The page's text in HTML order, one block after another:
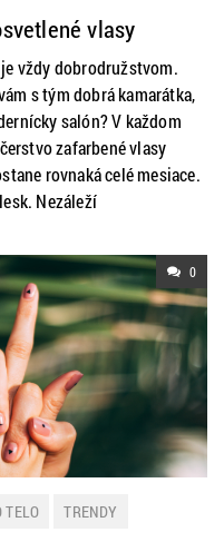
vlasy
vždy dobrodružstvom.
s tým dobrá kamarátka,
salón? V každom
zafarbené vlasy
rovnaká celé mesiace.
Nezáleží
0
TELO TRENDY